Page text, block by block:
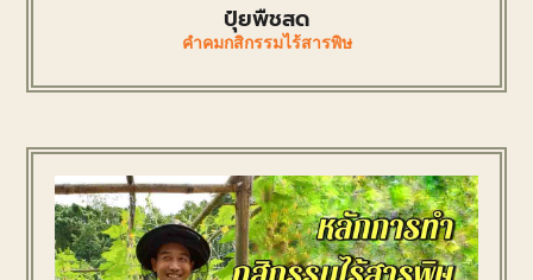
ปุ๋ยพืชสด
คำคมกสิกรรมไร้สารพิษ